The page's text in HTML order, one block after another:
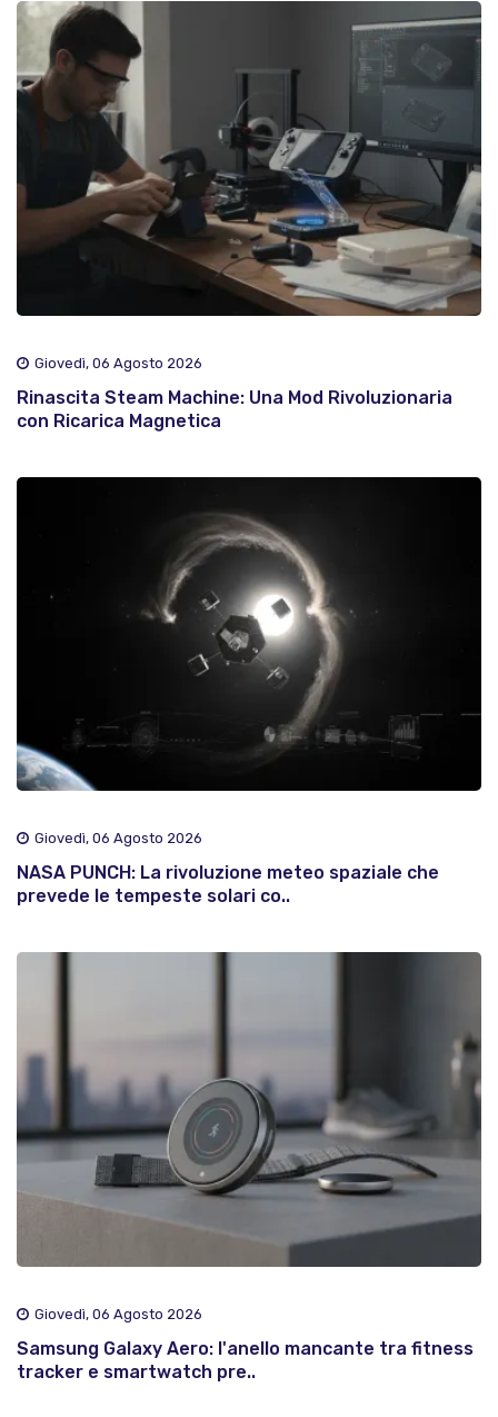
Giovedì, 06 Agosto 2026
Rinascita Steam Machine: Una Mod Rivoluzionaria
con Ricarica Magnetica
Giovedì, 06 Agosto 2026
NASA PUNCH: La rivoluzione meteo spaziale che
prevede le tempeste solari co..
Giovedì, 06 Agosto 2026
Samsung Galaxy Aero: l'anello mancante tra fitness
tracker e smartwatch pre..